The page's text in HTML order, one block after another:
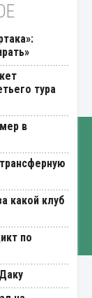
тура
в
какой клуб
по